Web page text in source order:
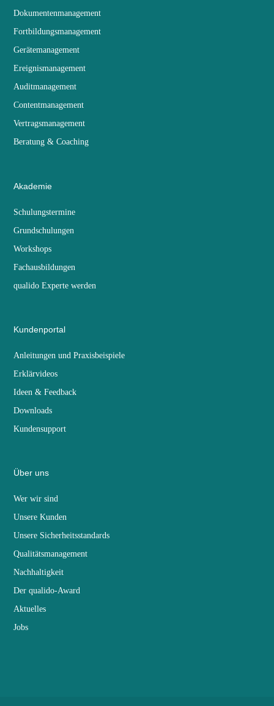
Dokumentenmanagement
Fortbildungsmanagement
Gerätemanagement
Ereignismanagement
Auditmanagement
Contentmanagement
Vertragsmanagement
Beratung & Coaching
Akademie
Schulungstermine
Grundschulungen
Workshops
Fachausbildungen
qualido Experte werden
Kundenportal
Anleitungen und Praxisbeispiele
Erklärvideos
Ideen & Feedback
Downloads
Kundensupport
Über uns
Wer wir sind
Unsere Kunden
Unsere Sicherheitsstandards
Qualitätsmanagement
Nachhaltigkeit
Der qualido-Award
Aktuelles
Jobs